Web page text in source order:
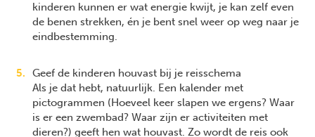
kinderen kunnen er wat energie kwijt, je kan zelf even
de benen strekken, én je bent snel weer op weg naar je
eindbestemming.
Geef de kinderen houvast bij je reisschema
Als je dat hebt, natuurlijk. Een kalender met
pictogrammen (Hoeveel keer slapen we ergens? Waar
is er een zwembad? Waar zijn er activiteiten met
dieren?) geeft hen wat houvast. Zo wordt de reis ook